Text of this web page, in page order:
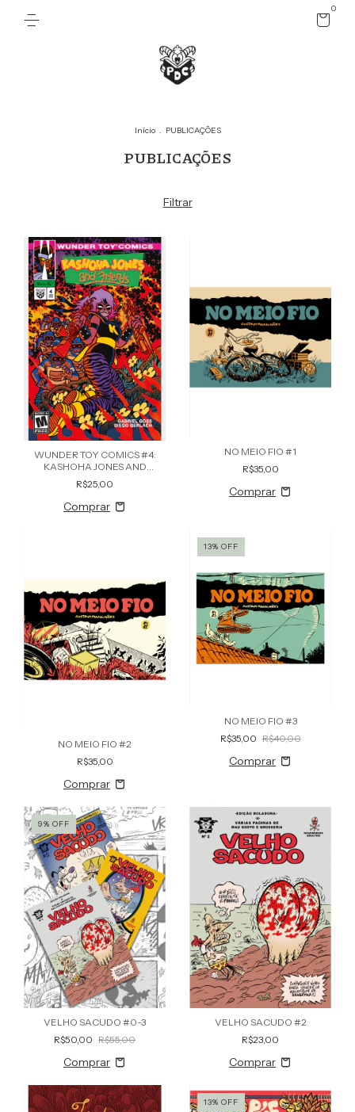
0
Início . PUBLICAÇÕES
PUBLICAÇÕES
Filtrar
WUNDER TOY COMICS #4:
KASHOHA JONES AND
FRIENDS
R$25,00
NO MEIO FIO #1
R$35,00
NO MEIO FIO #2
R$35,00
13% OFF
NO MEIO FIO #3
R$35,00 R$40,00
9% OFF
VELHO SACUDO #0-3
R$50,00 R$55,00
VELHO SACUDO #2
R$23,00
13% OFF